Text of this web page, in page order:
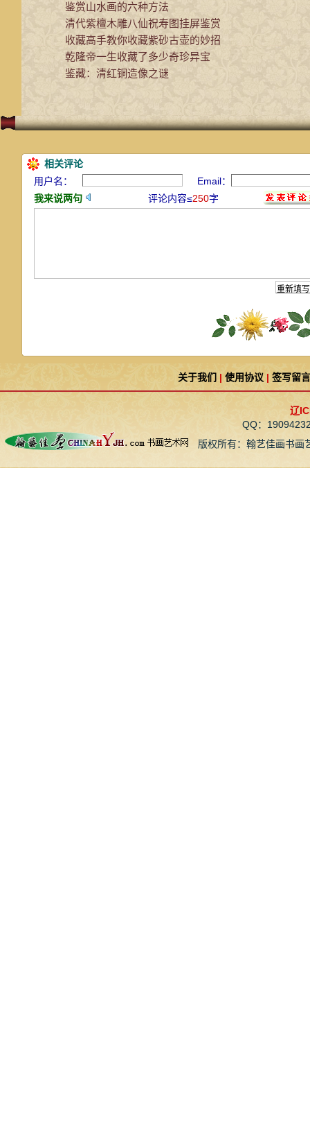
鉴赏山水画的六种方法
清代紫檀木雕八仙祝寿图挂屏鉴赏
收藏高手教你收藏紫砂古壶的妙招
乾隆帝一生收藏了多少奇珍异宝
鉴藏：清红铜造像之谜
相关评论
用户名：
Email：
我来说两句
评论内容≤250字
关于我们 | 使用协议 | 签写留言
辽
QQ：
版权所有：翰艺佳画书